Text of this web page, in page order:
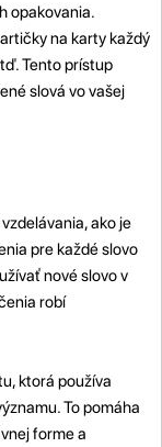
opakovania.
na karty každý
Tento prístup
slová vo vašej
ako je
pre každé slovo
nové slovo v
robí
ktorá používa
To pomáha
forme a